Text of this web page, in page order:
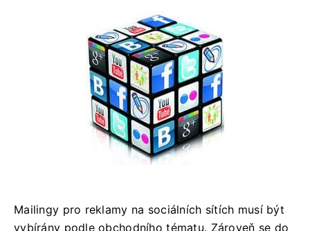
Mailingy pro reklamy na sociálních sítích musí být
vybírány podle obchodního tématu. Zároveň se do